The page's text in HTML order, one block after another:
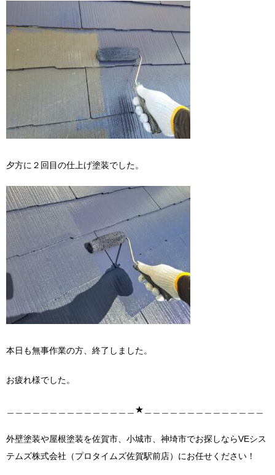
夕方に２回目の仕上げ塗装でした。
本日も無事作業の方、終了しました。
お疲れ様でした。
＿＿＿＿＿＿＿＿＿＿＿＿＿＿＿★＿＿＿＿＿＿＿＿＿＿＿＿＿＿
外壁塗装や屋根塗装を佐賀市、小城市、神埼市でお探しならVEシス
テムズ株式会社（プロタイムズ佐賀駅前店）にお任せください！